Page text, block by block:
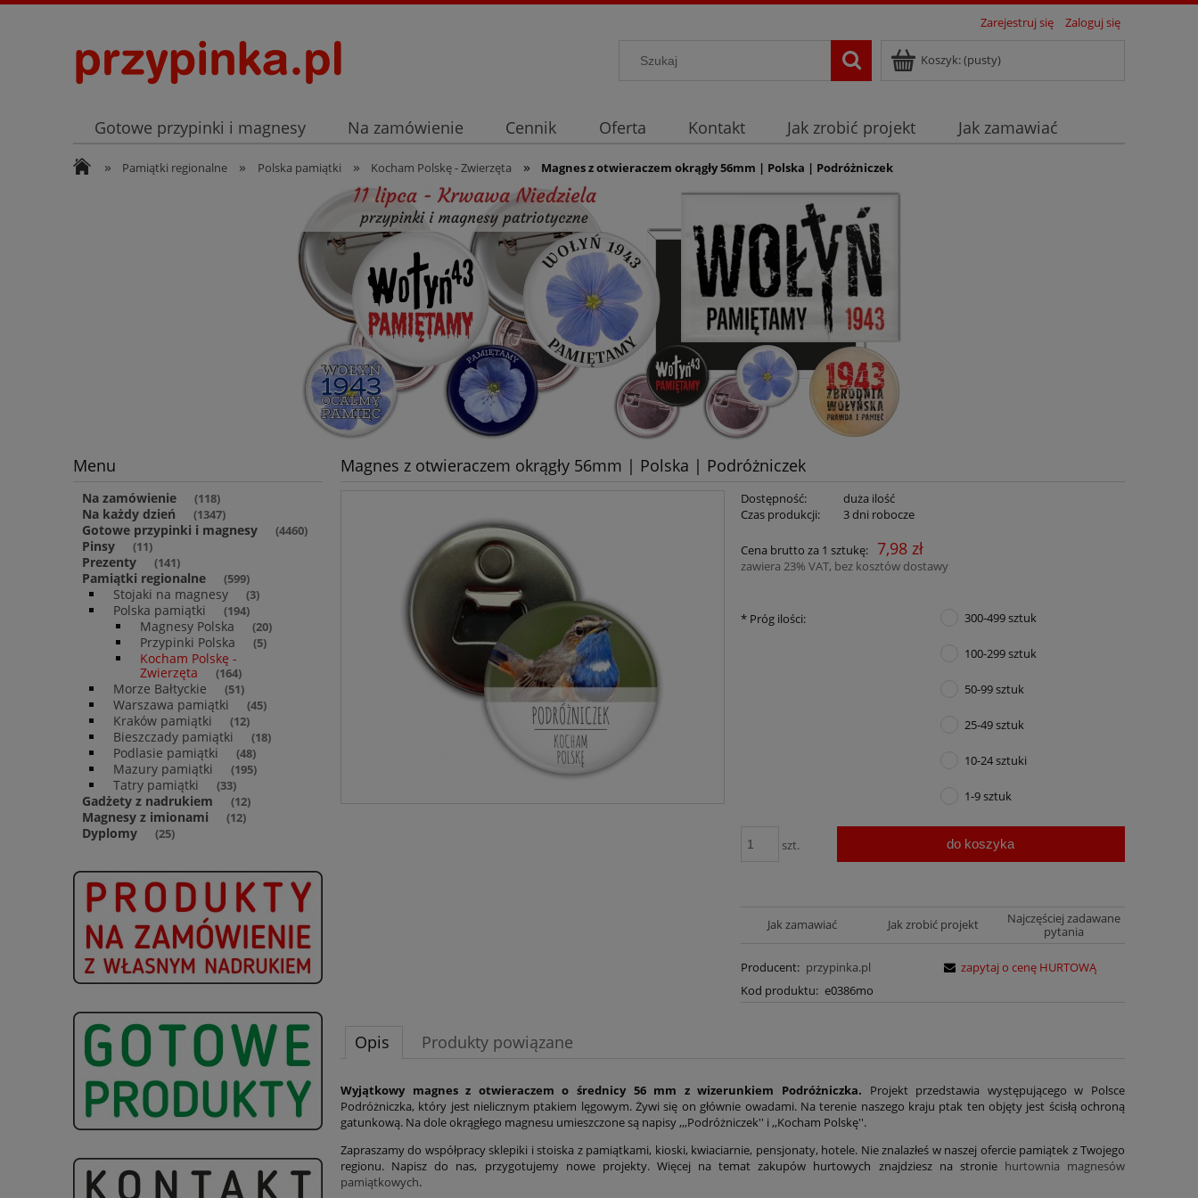
Zarejestruj się Zaloguj się
Koszyk:(pusty)
Gotowe przypinki i magnesy Na zamówienie Cennik Oferta Kontakt Jak zrobić projekt
Jak zamawiać
Archiwum
Listopad
» Pamiątki regionalne » Polska pamiątki » Kocham Polskę - Zwierzęta » Magnes z otwieraczem okrągły 56mm | Polska | Podróżniczek
Menu
Na zamówienie (118)
Na każdy dzień (1347)
Gotowe przypinki i magnesy (4460)
Pinsy (11)
Prezenty (141)
Pamiątki regionalne (599)
Stojaki na magnesy (3)
Polska pamiątki (194)
Magnesy Polska (20)
Przypinki Polska (5)
Kocham Polskę -
Zwierzęta
(164)
Morze Bałtyckie (51)
Warszawa pamiątki (45)
Kraków pamiątki (12)
Bieszczady pamiątki (18)
Podlasie pamiątki (48)
Mazury pamiątki (195)
Tatry pamiątki (33)
Gadżety z nadrukiem (12)
Magnesy z imionami (12)
Dyplomy (25)
Magnes z otwieraczem okrągły 56mm | Polska | Podróżniczek
Dostępność:
duża ilość
Czas produkcji:
3 dni robocze
Cena brutto za 1 sztukę: 7,98 zł
zawiera 23% VAT, bez kosztów dostawy
* Próg ilości: 300-499 sztuk
100-299 sztuk
50-99 sztuk
25-49 sztuk
10-24 sztuki
1-9 sztuk
szt. do koszyka
Jak zamawiać Jak zrobić projekt
Najczęściej zadawane
pytania
Producent: przypinka.pl
Kod produktu: e0386mo
zapytaj o cenę HURTOWĄ
Opis Produkty powiązane
Wyjątkowy magnes z otwieraczem o średnicy 56 mm z wizerunkiem Podróżniczka. Projekt przedstawia występującego w Polsce
Podróżniczka, który jest nielicznym ptakiem lęgowym. Żywi się on głównie owadami. Na terenie naszego kraju ptak ten objęty jest ścisłą ochroną
gatunkową. Na dole okrągłego magnesu umieszczone są napisy ,,,Podróżniczek'' i ,,Kocham Polskę''.
Zapraszamy do współpracy sklepiki i stoiska z pamiątkami, kioski, kwiaciarnie, pensjonaty, hotele. Nie znalazłeś w naszej ofercie pamiątek z Twojego
regionu. Napisz do nas, przygotujemy nowe projekty. Więcej na temat zakupów hurtowych znajdziesz na stronie hurtownia magnesów
pamiątkowych.